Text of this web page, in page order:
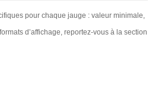
pour chaque jauge : valeur minimale,
d’affichage, reportez-vous à la section